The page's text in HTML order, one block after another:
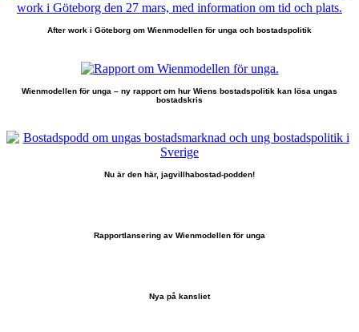
After work i Göteborg om Wienmodellen för unga och bostadspolitik
Wienmodellen för unga – ny rapport om hur Wiens bostadspolitik kan lösa ungas
bostadskris
Nu är den här, jagvillhabostad-podden!
Rapportlansering av Wienmodellen för unga
Nya på kansliet